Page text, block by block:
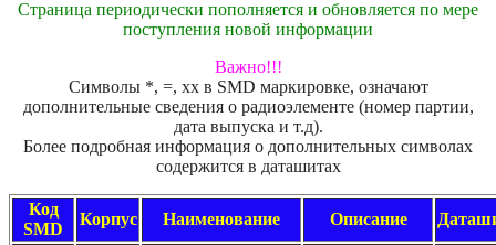
Страница периодически пополняется и обновляется по мере
поступления новой информации
Важно!!!
Символы *, =, xx в SMD маркировке, означают
дополнительные сведения о радиоэлементе (номер партии,
дата выпуска и т.д).
Более подробная информация о дополнительных символах
содержится в даташитах
Код
SMD
Корпус Наименование Описание